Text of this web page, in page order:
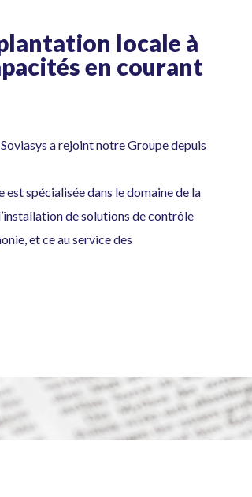
locale à
en courant
a rejoint notre Groupe depuis
spécialisée dans le domaine de la
de solutions de contrôle
et ce au service des